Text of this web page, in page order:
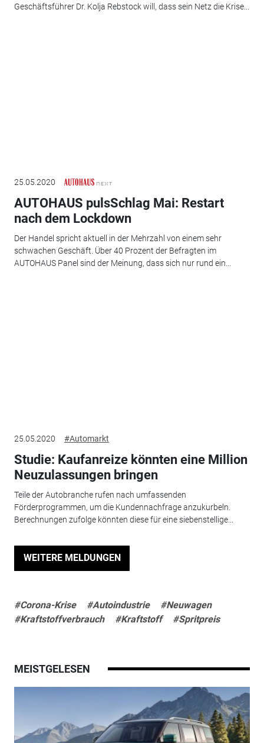
Geschäftsführer Dr. Kolja Rebstock will, dass sein Netz die Krise...
25.05.2020
AUTOHAUS pulsSchlag Mai: Restart
nach dem Lockdown
Der Handel spricht aktuell in der Mehrzahl von einem sehr
schwachen Geschäft. Über 40 Prozent der Befragten im
AUTOHAUS Panel sind der Meinung, dass sich nur rund ein...
25.05.2020 #Automarkt
Studie: Kaufanreize könnten eine Million
Neuzulassungen bringen
Teile der Autobranche rufen nach umfassenden
Förderprogrammen, um die Kundennachfrage anzukurbeln.
Berechnungen zufolge könnten diese für eine siebenstellige...
WEITERE MELDUNGEN
#Corona-Krise #Autoindustrie
#Neuwagen
#Kraftstoffverbrauch
#Kraftstoff #Spritpreis
MEISTGELESEN